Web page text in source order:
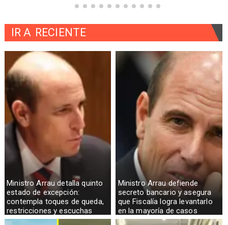
Ministro Arrau detalla quinto
estado de excepción:
contempla toques de queda,
restricciones y escuchas
telefónicas en zonas críticas
Ministro Arrau defiende
secreto bancario y asegura
que Fiscalía logra levantarlo
en la mayoría de casos
IR A RECIENTE